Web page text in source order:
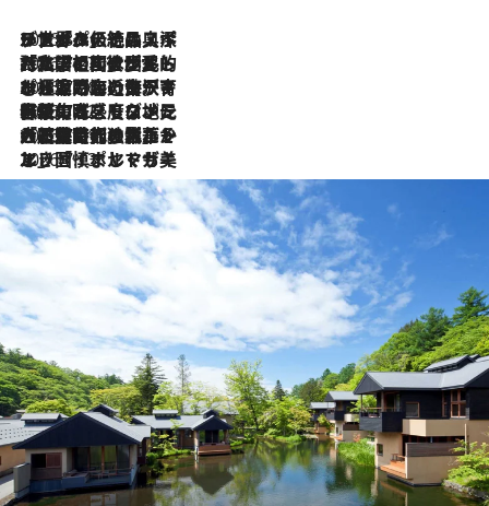
2026.8.8
リスボンの絶品スイーツ「パステル・デ・ナタ」とは？ポルトガル伝統の奥深い世界へ
2026.7.27
「私の祖国はポルトガル語です」国民的詩人フェルナンド・ペソアと、彼が愛した文学の街を歩く
2026.7.26
ポルトガル近海が育む極上の海の幸。キリリと冷えた白ワインと愉しむ、シーフード専門店の贅沢
2026.7.22
伝統の味をモダンに昇華。高感度な地元客が集う、リスボンの最旬ガストロノミー
2026.7.21
大航海時代の栄華から、震災、独裁、そして革命へ。ポルトガル・首都リスボンの石畳に刻まれた「歴史の光と影」
2026.7.13
エッセイ・ヤマザキマリ「慎ましくも美しき国 ポルトガル」